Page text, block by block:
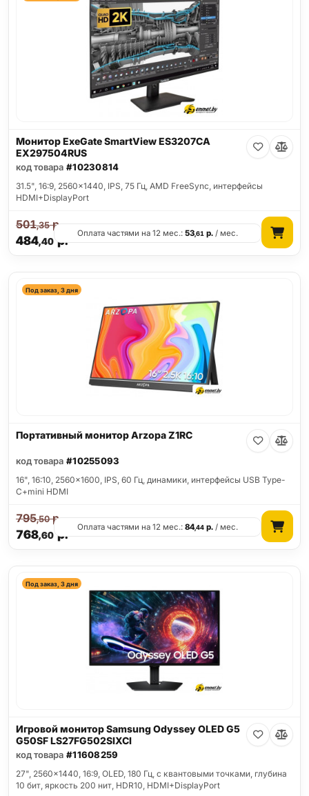
Монитор ExeGate SmartView ES3207CA
EX297504RUS
код товара #10230814
31.5", 16:9, 2560x1440, IPS, 75 Гц, AMD FreeSync, интерфейсы
HDMI+DisplayPort
484,40р.
501,35р.
Оплата частями на 12 мес.:53,61 р. / мес.
Под заказ, 3 дня
Портативный монитор Arzopa Z1RC
код товара #10255093
16", 16:10, 2560x1600, IPS, 60 Гц, динамики, интерфейсы USB Type-
C+mini HDMI
768,60р.
795,50р.
Оплата частями на 12 мес.:84,44 р. / мес.
Под заказ, 3 дня
Игровой монитор Samsung Odyssey OLED G5
G50SF LS27FG502SIXCI
код товара #11608259
27", 2560x1440, 16:9, OLED, 180 Гц, c квантовыми точками, глубина
10 бит, яркость 200 нит, HDR10, HDMI+DisplayPort